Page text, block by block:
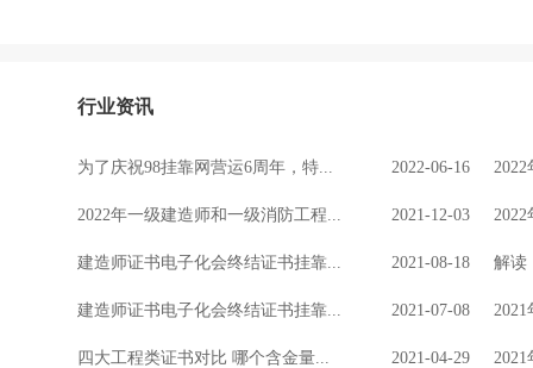
行业资讯
为了庆祝98挂靠网营运6周年，特... 2022-06-16
2022年一级建造师和一级消防工程... 2021-12-03
建造师证书电子化会终结证书挂靠... 2021-08-18 解读
建造师证书电子化会终结证书挂靠... 2021-07-08
四大工程类证书对比 哪个含金量... 2021-04-29